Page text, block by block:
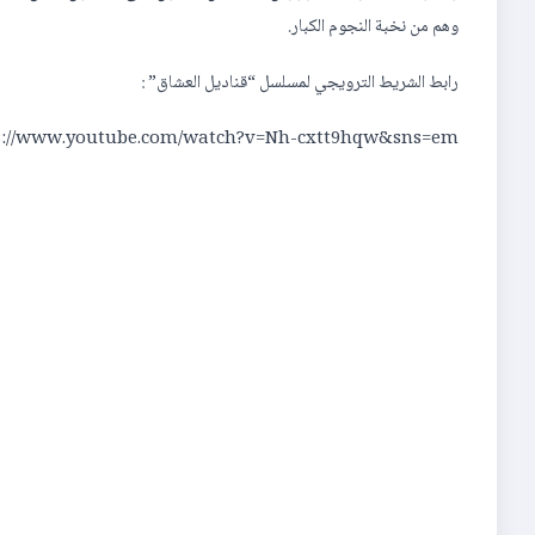
وهم من نخبة النجوم الكبار.
رابط الشريط الترويجي لمسلسل “قناديل العشاق” :
www.youtube.com/watch?v=Nh-cxtt9hqw&sns=em